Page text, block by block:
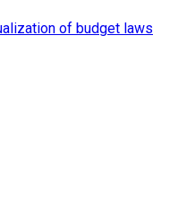
of budget laws